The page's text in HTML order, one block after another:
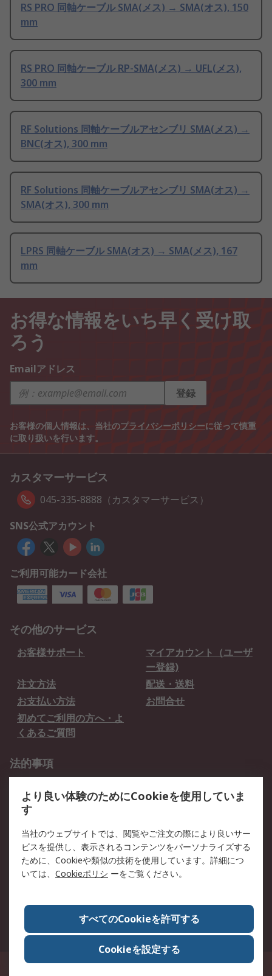
RS PRO 同軸ケーブル SMA(メス) → SMA(オス), 150
mm
RS PRO 同軸ケーブル RP-SMA(メス) → UFL(メス),
300 mm
RF Solutions 同軸ケーブルアセンブリ SMA(メス) →
BNC(オス), 300 mm
RF Solutions 同軸ケーブルアセンブリ SMA(オス) →
SMA(オス), 300 mm
LPRS 同軸ケーブル SMA(オス) → SMA(メス), 167
mm
お得な情報をいち早く受け取
ろう
Emailアドレス
登録
お客様の個人情報は、当社のプライバシーポリシーに従って慎重
に取り扱いを行います。
カスタマーサービス
045-335-8888（カスタマーサービス）
SNS公式アカウント
ご利用可能カード会社
その他のサービス
お客様サポート
マイアカウント（ユーザ
ー登録)
注文方法
配送・送料
お支払い方法
お問合せ
初めてご利用の方へ・よ
くあるご質問
法的事項
クッキーポリシー
RSについて
会社概要
採用情報
プレスリリース＆お知ら
コーポレートサイト
全世界のRS
RSの歴史
ESGへの取り組み（英語）
認証について
〒240-0005 神奈川県横浜市保土ヶ谷区神戸町134番地 横浜ビジネスパーク ウ
より良い体験のためにCookieを使用していま
す
当社のウェブサイトでは、閲覧やご注文の際により良いサー
ビスを提供し、表示されるコンテンツをパーソナライズする
ために、Cookieや類似の技術を使用しています。詳細につ
いては、 Cookieポリシ ーをご覧ください。
すべてのCookieを許可する
Cookieを設定する